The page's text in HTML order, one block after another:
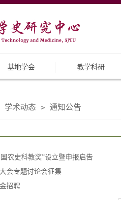
基地学会 教学科研
学术动态 > 通知公告
农史科教奖”设立暨申报启告
会专题讨论会征集
招聘